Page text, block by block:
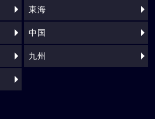
東海
中国
九州